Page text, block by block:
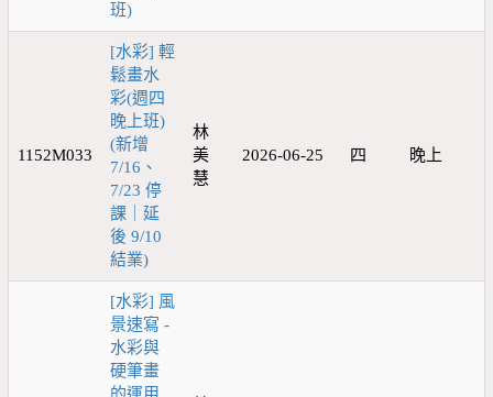
班)
1152M033
[水彩] 輕
鬆畫水
彩(週四
晚上班)
(新增
7/16、
7/23 停
課｜延
後 9/10
結業)
林
美
慧
2026-06-25 四 晚上
[水彩] 風
景速寫 -
水彩與
硬筆畫